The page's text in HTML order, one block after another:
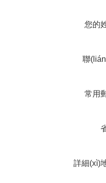
您的
聯
常用
詳細(xì)